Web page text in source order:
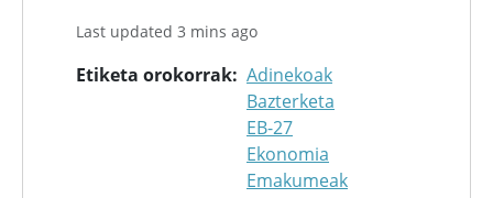
Last updated 3 mins ago
Etiketa orokorrak Adinekoak
Bazterketa
EB-27
Ekonomia
Emakumeak